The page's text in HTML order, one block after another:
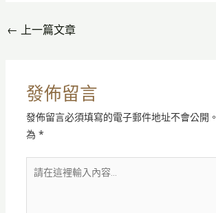
← 上一篇文章
發佈留言
發佈留言必須填寫的電子郵件地址不會公開。
為 *